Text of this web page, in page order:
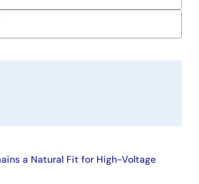
a Natural Fit for High-Voltage